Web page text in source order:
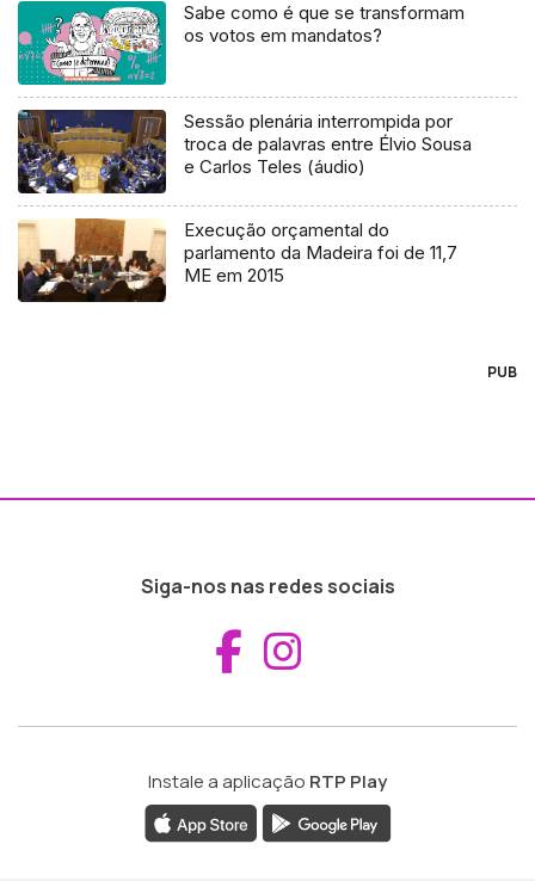
Sabe como é que se transformam
os votos em mandatos?
Sessão plenária interrompida por
troca de palavras entre Élvio Sousa
e Carlos Teles (áudio)
Execução orçamental do
parlamento da Madeira foi de 11,7
ME em 2015
PUB
Siga-nos nas redes sociais
Aceder ao
Instale a aplicação RTP Play